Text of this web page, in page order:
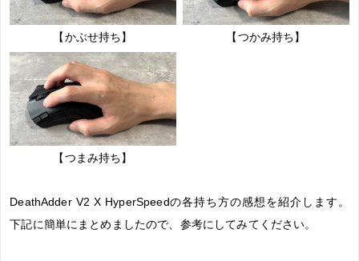
【かぶせ持ち】 【つかみ持ち】
【つまみ持ち】
DeathAdder V2 X HyperSpeedの各持ち方の感想を紹介します。
下記に簡単にまとめましたので、参考にしてみてください。